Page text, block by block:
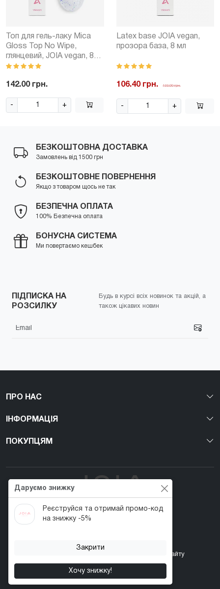
Топ для гель-лаку Mica
Gloss Top No Wipe,
глянцевий, JOIA vegan, 8
мл
142.00 грн.
- +
Latex base JOIA vegan,
прозора база, 8 мл
106.40 грн. 133.00 грн.
- +
БЕЗКОШТОВНА ДОСТАВКА
Замовлень від 1500 грн
БЕЗКОШТОВНЕ ПОВЕРНЕННЯ
Якщо з товаром щось не так
БЕЗПЕЧНА ОПЛАТА
100% Безпечна оплата
БОНУСНА СИСТЕМА
Ми повертаємо кешбек
ПІДПИСКА НА
РОЗСИЛКУ
Будь в курсі всіх новинок та акцій, а
також цікавих новин
ПРО НАС
ІНФОРМАЦІЯ
ПОКУПЦЯМ
Перший веган nail-бренд в Україні!
Карта сайту
Даруємо знижку
Реєструйся та отримай промо-код
на знижку -5%
Закрити
Хочу знижку!